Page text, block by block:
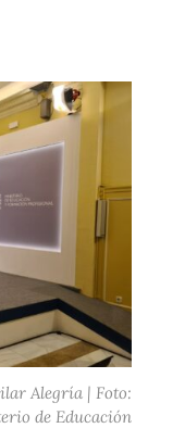
Alegría | Foto:
de Educación